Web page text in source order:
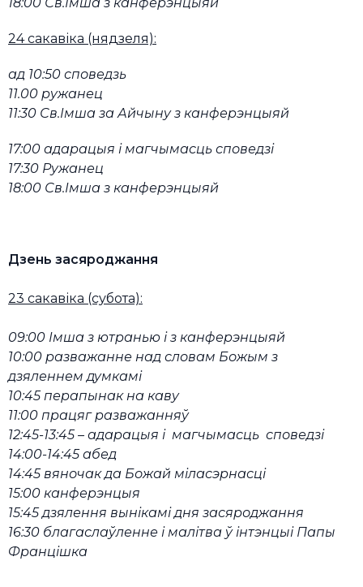
24 сакавіка (нядзеля):
ад 10:50 споведзь
11.00 ружанец
11:30 Св.Імша за Айчыну з канферэнцыяй
17:00 адарацыя і магчымасць споведзі
17:30 Ружанец
18:00 Св.Імша з канферэнцыяй
Дзень засяроджання
23 сакавіка (субота):
09:00 Імша з ютранью і з канферэнцыяй
10:00 разважанне над словам Божым з
дзяленнем думкамі
10:45 перапынак на каву
11:00 працяг разважанняў
12:45-13:45 – адарацыя і магчымасць споведзі
14:00-14:45 абед
14:45 вяночак да Божай міласэрнасці
15:00 канферэнцыя
15:45 дзялення вынікамі дня засяроджання
16:30 благаслаўленне і малітва ў інтэнцыі Папы
Францішка